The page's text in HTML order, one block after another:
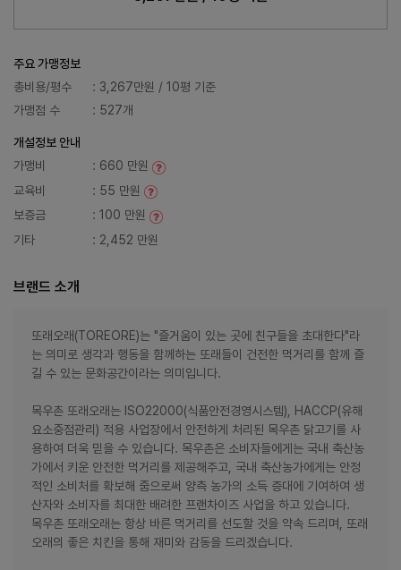
주요 가맹정보
총비용/평수
: 3,267만원 / 10평 기준
가맹점 수
: 527개
개설정보 안내
가맹비
: 660 만원
교육비
: 55 만원
보증금
: 100 만원
기타
: 2,452 만원
브랜드 소개
또래오래(TOREORE)는 "즐거움이 있는 곳에 친구들을 초대한다"라
는 의미로 생각과 행동을 함께하는 또래들이 건전한 먹거리를 함께 즐
길 수 있는 문화공간이라는 의미입니다.
목우촌 또래오래는 ISO22000(식품안전경영시스템), HACCP(유해
요소중점관리) 적용 사업장에서 안전하게 처리된 목우촌 닭고기를 사
용하여 더욱 믿을 수 있습니다. 목우촌은 소비자들에게는 국내 축산농
가에서 키운 안전한 먹거리를 제공해주고, 국내 축산농가에게는 안정
적인 소비처를 확보해 줌으로써 양측 농가의 소득 증대에 기여하여 생
산자와 소비자를 최대한 배려한 프랜차이즈 사업을 하고 있습니다.
목우촌 또래오래는 항상 바른 먹거리를 선도할 것을 약속 드리며, 또래
오래의 좋은 치킨을 통해 재미와 감동을 드리겠습니다.